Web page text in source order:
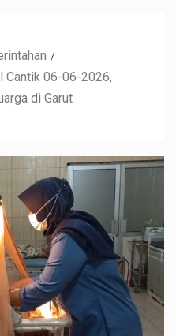
Cantik 06-06-2026,
di Garut